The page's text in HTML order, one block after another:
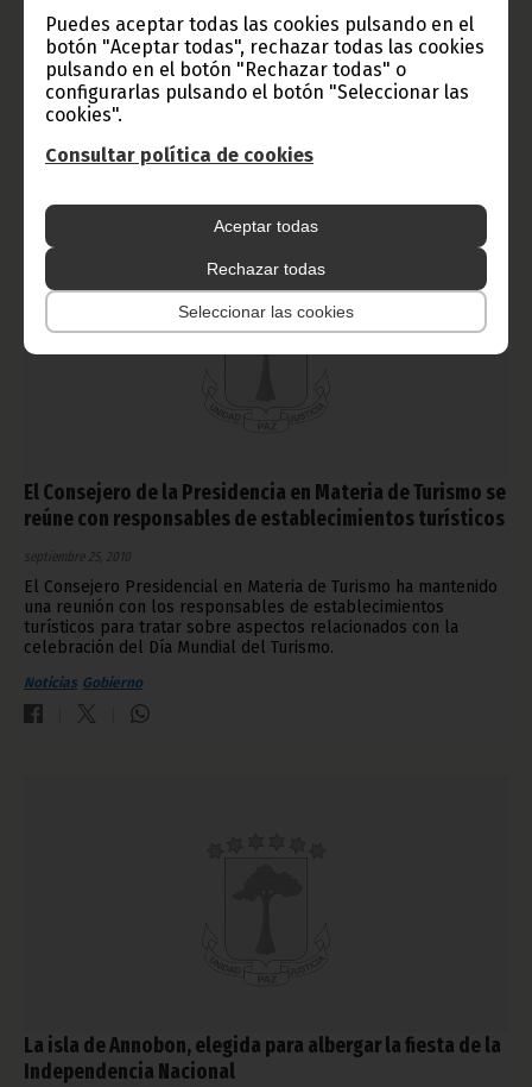
Puedes aceptar todas las cookies pulsando en el
botón "Aceptar todas", rechazar todas las cookies
pulsando en el botón "Rechazar todas" o
configurarlas pulsando el botón "Seleccionar las
cookies".
Consultar política de cookies
Aceptar todas
Rechazar todas
Seleccionar las cookies
septiembre 28, 2010
El acto de la celebración del 50 aniversario de la
independencia de Malí, tuvo lugar el pasado sábado 25 en el
Hotel 3 de agosto de Malabo.
El Consejero de la Presidencia en Materia de Turismo se
reúne con responsables de establecimientos turísticos
septiembre 25, 2010
El Consejero Presidencial en Materia de Turismo ha mantenido
una reunión con los responsables de establecimientos
turísticos para tratar sobre aspectos relacionados con la
celebración del Día Mundial del Turismo.
Noticias Gobierno
La isla de Annobon, elegida para albergar la fiesta de la
Independencia Nacional